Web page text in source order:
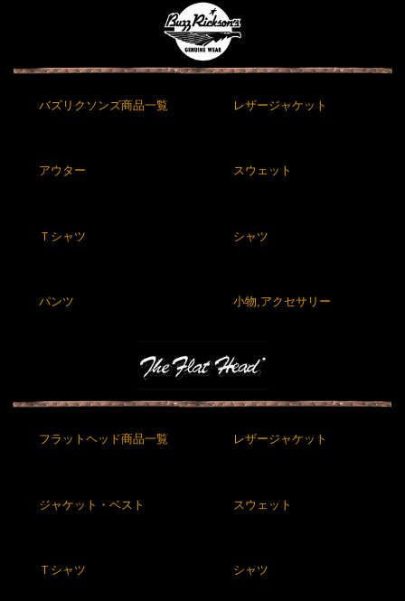
バズリクソンズ商品一覧 レザージャケット
アウター スウェット
Ｔシャツ シャツ
パンツ 小物,アクセサリー
フラットヘッド商品一覧 レザージャケット
ジャケット・ベスト スウェット
Ｔシャツ シャツ